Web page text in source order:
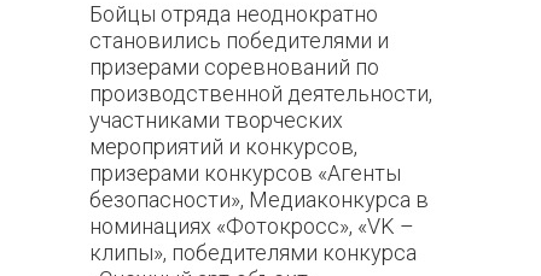
Бойцы отряда неоднократно
становились победителями и
призерами соревнований по
производственной деятельности,
участниками творческих
мероприятий и конкурсов,
призерами конкурсов «Агенты
безопасности», Медиаконкурса в
номинациях «Фотокросс», «VK –
клипы», победителями конкурса